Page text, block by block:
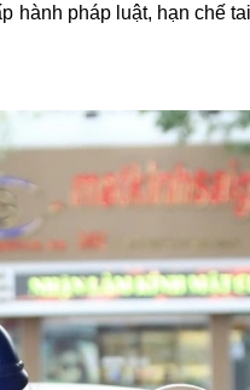
hành pháp luật, hạn chế